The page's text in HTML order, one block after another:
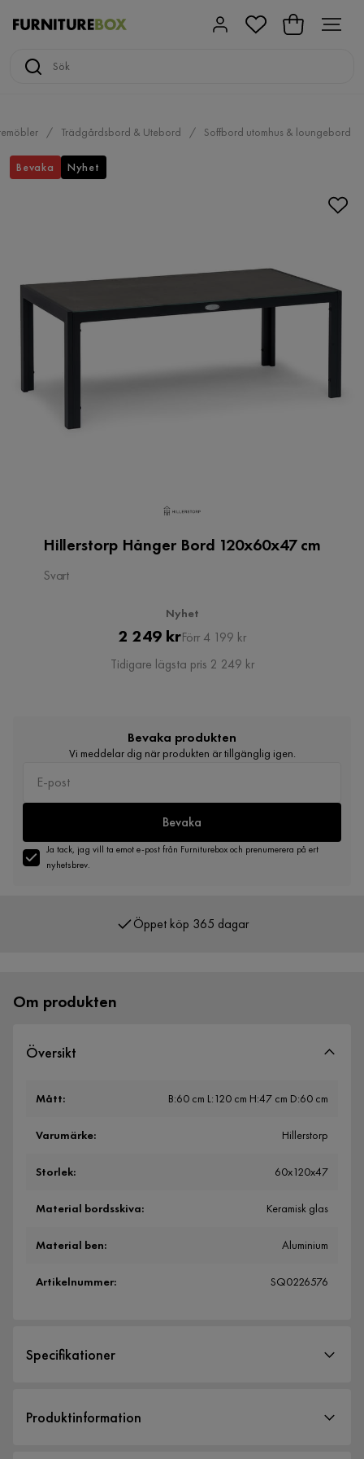
Trädgårdsbord & Utebord Soffbord utomhus & loungebord
Bevaka Nyhet
Hillerstorp Hånger Bord 120x60x47 cm
Svart
Nyhet
Pris
2 249 krOriginal
Pris
Förr 4 199 kr
Tidigare lägsta pris 2 249 kr
Bevaka produkten
Vi meddelar dig när produkten är tillgänglig igen.
Bevaka
Ja tack, jag vill ta emot e-post från Furniturebox och prenumerera på ert
nyhetsbrev.
Över 400 000 nöjda kunder
Om produkten
Översikt
Mått: B:60 cm L:120 cm H:47 cm D:60 cm
Varumärke: Hillerstorp
Storlek: 60x120x47
Material bordsskiva: Keramisk glas
Material ben: Aluminium
Artikelnummer: SQ0226576
Specifikationer
Storlek
Produktinformation